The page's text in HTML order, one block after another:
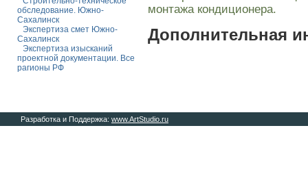
обследование. Южно-
Сахалинск
Экспертиза смет Южно-
Сахалинск
Экспертиза изысканий
проектной документации. Все
рагионы РФ
монтажа кондиционера.
Дополнительная
Разработка и Поддержка: www.ArtStudio.ru